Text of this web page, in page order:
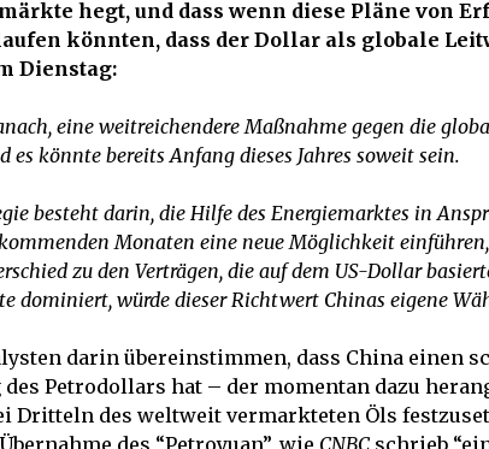
hegt, und dass wenn diese Pläne von
könnten, dass der Dollar als globale
Dienstag:
eine weitreichendere Maßnahme gegen die
es könnte bereits Anfang dieses Jahres soweit sein.
besteht darin, die Hilfe des Energiemarktes in
Monaten eine neue Möglichkeit
zu den Verträgen, die auf dem US-Dollar
dominiert, würde dieser Richtwert Chinas eigene
darin übereinstimmen, dass China einen
Petrodollars hat – der momentan dazu
Dritteln des weltweit vermarkteten Öls